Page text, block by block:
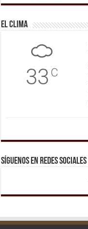
El Clima
33 C
Síguenos en Redes Sociales